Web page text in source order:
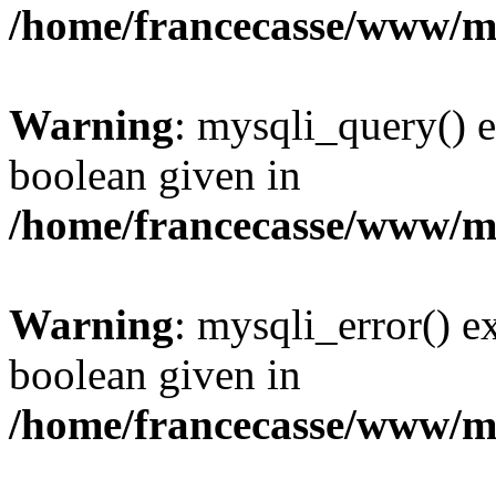
/home/francecasse/www/
Warning: mysqli_query()
boolean given in
/home/francecasse/www/
Warning: mysqli_error()
boolean given in
/home/francecasse/www/